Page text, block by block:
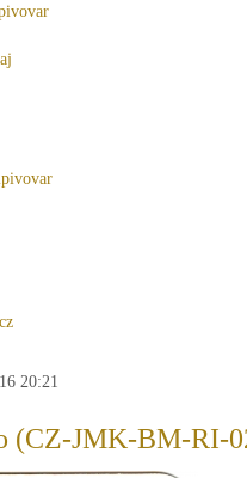
20:21
(CZ-JMK-BM-RI-